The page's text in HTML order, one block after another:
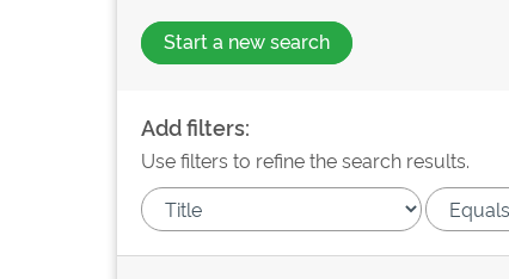
Start a new search
Add filters:
Use filters to refine the search results.